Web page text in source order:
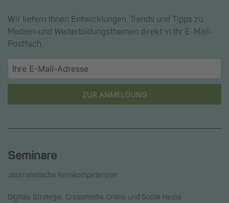
Wir liefern Ihnen Entwicklungen, Trends und Tipps zu
Medien-und Weiterbildungsthemen direkt in Ihr E-Mail-
Postfach.
ZUR ANMELDUNG
Seminare
Journalistische Kernkompetenzen
Digitale Strategie, Crossmedia, Online und Social Media